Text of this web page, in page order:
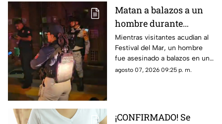
Matan a balazos a un
hombre durante
inauguración del
Festival del Mar en
Coatzacoalcos
Mientras visitantes acudían al
Festival del Mar, un hombre
fue asesinado a balazos en una
colonia de Coatzacoalcos, en
agosto 07, 2026 09:25 p. m.
¡CONFIRMADO! Se